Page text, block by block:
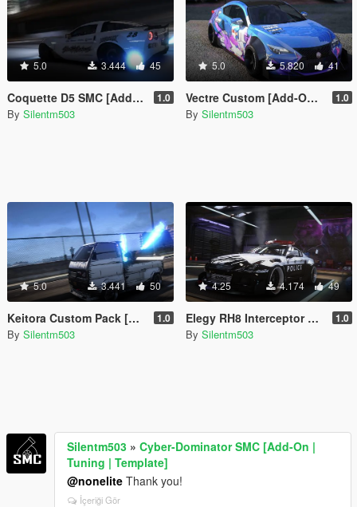
5.0 3.444 45
Coquette D5 SMC [Add-On | Tuning | Template] 1.0
By Silentm503
5.0 5.820 41
Vectre Custom [Add-On | Tuning | Template] 1.0
By Silentm503
5.0 3.441 50
Keitora Custom Pack [Add-On | Tuning | Template] 1.0
By Silentm503
4.25 4.174 49
Elegy RH8 Interceptor Custom [Add-On | Tuning | Template] 1.0
By Silentm503
Silentm503 » Cyber-Dominator SMC [Add-On |
Tuning | Template]
@nonelite Thank you!
İçeriği Gör